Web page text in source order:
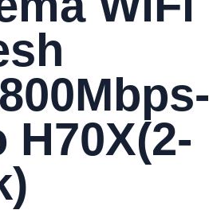
H70X(2-